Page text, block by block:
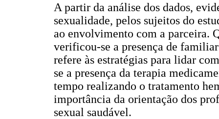
A partir da análise dos dados,
sexualidade, pelos sujeitos do
ao envolvimento com a parceira.
verificou-se a presença de
refere às estratégias para lidar
se a presença da terapia
tempo realizando o tratamento
importância da orientação dos
sexual saudável.